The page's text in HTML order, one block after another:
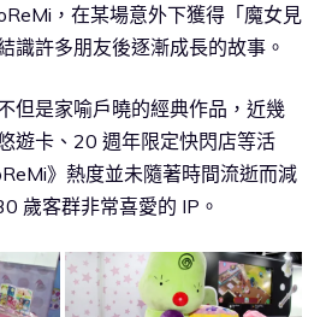
，在某場意外下獲得「魔女見
識許多朋友後逐漸成長的故事。
但是家喻戶曉的經典作品，近幾
遊卡、20 週年限定快閃店等活
》熱度並未隨著時間流逝而減
歲客群非常喜愛的 IP。